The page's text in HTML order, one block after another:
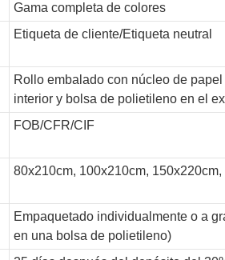
Gama completa de colores
Etiqueta de cliente/Etiqueta neutral
Rollo embalado con núcleo de papel
interior y bolsa de polietileno en el
FOB/CFR/CIF
80x210cm, 100x210cm,
Empaquetado individualmente o a
en una bolsa de polietileno)